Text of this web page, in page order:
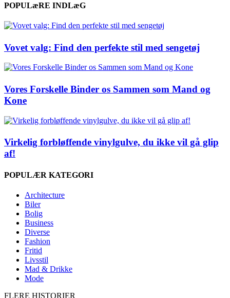
POPULæRE INDLæG
Vovet valg: Find den perfekte stil med sengetøj
Vores Forskelle Binder os Sammen som Mand og
Kone
Virkelig forbløffende vinylgulve, du ikke vil gå glip
af!
POPULÆR KATEGORI
Architecture
Biler
Bolig
Business
Diverse
Fashion
Fritid
Livsstil
Mad & Drikke
Mode
FLERE HISTORIER